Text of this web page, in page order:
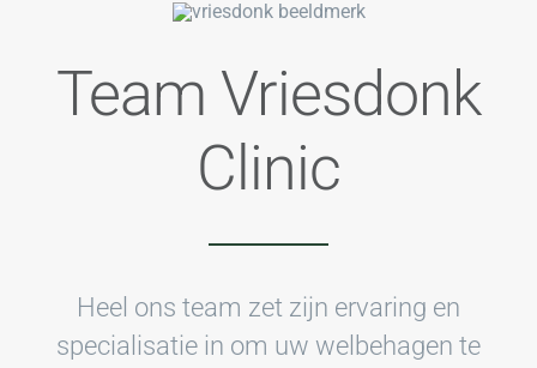
Team Vriesdonk
Clinic
Heel ons team zet zijn ervaring en
specialisatie in om uw welbehagen te